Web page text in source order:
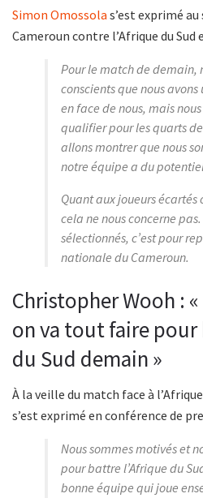
Simon Omossola s’est exprimé
Cameroun contre l’Afrique du Sud
Pour le match de demain,
conscients que nous
en face de nous, mais
qualifier pour les quarts
allons montrer que nous
notre équipe a du
Quant aux joueurs écartés
cela ne nous concerne
sélectionnés, c’est pour
nationale du Cameroun.
Christopher Wooh :
on va tout faire pour
du Sud demain »
À la veille du match face à l’Afrique
s’est exprimé en conférence de
Nous sommes motivés et
pour battre l’Afrique du
bonne équipe qui joue